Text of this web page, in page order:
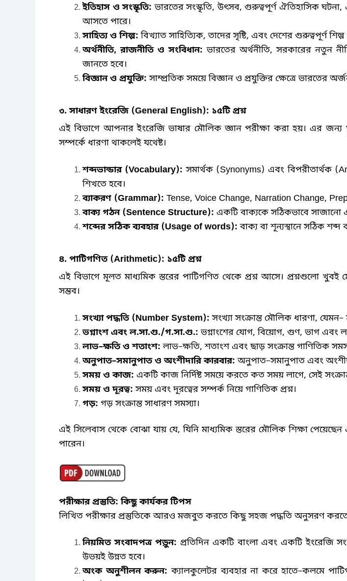
ইতিহাস ও সংস্কৃতি: ভারতের সংস্কৃতি,উৎসব,গুরুত্বপূর্ণ ঐতিহাসিক ঘটনা,
আসতে পারে।
সাহিত্য ও শিল্প: বিখ্যাত সাহিত্যিক,তাদের সৃষ্টি, এবং দেশের গুরুত্বপূর্ণ
অর্থনীতি,রাজনীতি ও সংবিধান: ভারতের অর্থনীতি,সরকারের নতুন
জানতে হবে।
বিজ্ঞান ও প্রযুক্তি: সাম্প্রতিক সময়ে বিজ্ঞান ও প্রযুক্তির ক্ষেত্রে ভারতের
৩.সাধারণ ইংরেজি (General English): ১৫টি প্রশ্ন
এই বিভাগে আপনার ইংরেজি ভাষার মৌলিক জ্ঞান পরীক্ষা করা হয়। এর জন্য
সম্পর্কে ধারণা থাকলেই যথেষ্ট।
শব্দভান্ডার (Vocabulary): সমার্থক (Synonyms)এবং বিপরীতার্থক
শিখতে হবে।
ব্যাকরণ (Grammar): Tense, Voice Change, Narration Change,
বাক্য গঠন (Sentence Structure): একটি বাক্যকে সঠিকভাবে সাজানো
শব্দের সঠিক ব্যবহার (Usage of words): বাক্য বা শূন্যস্থানে সঠিক
৪. পাটিগণিত (Arithmetic): ১৫টি প্রশ্ন
এই বিভাগে মূলত মাধ্যমিক স্তরের পাটিগণিত থেকে প্রশ্ন আসে। প্রশ্নগুলো খুবই
সম্ভব।
সংখ্যা পদ্ধতি (Number System): সংখ্যা সংক্রান্ত মৌলিক ধারণা, যেমন–
ভগ্নাংশ এবং ল.সা.গু./গ.সা.গু.: ভগ্নাংশের যোগ,বিয়োগ, গুণ,ভাগ এবং ল
লাভ–ক্ষতি ও শতাংশ: লাভ–ক্ষতি,শতাংশ এবং ছাড় সংক্রান্ত গাণিতিক
অনুপাত–সমানুপাত ও অংশীদারি কারবার: অনুপাত–সমানুপাত এবং
সময় ও কাজ: একটি কাজ নির্দিষ্ট সময়ে করতে কত সময় লাগে, সেই
সময় ও দূরত্ব: সময় এবং দূরত্বের সম্পর্ক নিয়ে গাণিতিক প্রশ্ন।
গড়: গড় সংক্রান্ত সাধারণ সমস্যা।
এই সিলেবাস থেকে বোঝা যায় যে,যিনি মাধ্যমিক স্তরের মৌলিক শিক্ষা
পারেন।
পরীক্ষার প্রস্তুতি:কিছু কার্যকর টিপস
লিখিত পরীক্ষার প্রস্তুতিকে আরও মজবুত করতে কিছু সহজ পদ্ধতি অনুসরণ
নিয়মিত সংবাদপত্র পড়ুন: প্রতিদিন একটি বাংলা এবং একটি ইংরেজি
উভয়ই উন্নত হবে।
অংক অনুশীলন করুন: ক্যালকুলেটর ব্যবহার না করে হাতে–কলমে